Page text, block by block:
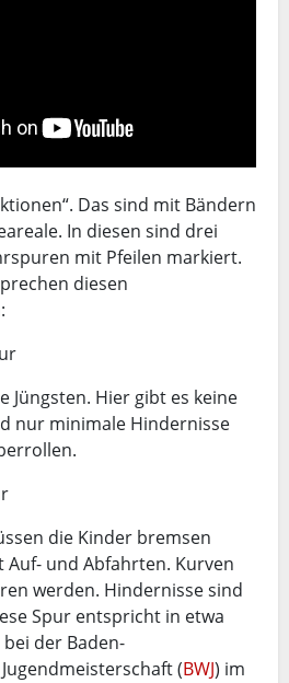
Das sind mit Bändern
In diesen sind drei
mit Pfeilen markiert.
diesen
Jüngsten. Hier gibt es keine
nur minimale Hindernisse
die Kinder bremsen
Auf- und Abfahrten. Kurven
werden. Hindernisse sind
Spur entspricht in etwa
der Baden-
(BWJ) im